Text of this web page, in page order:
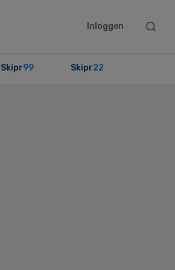
Inloggen
Search
Skipr99 Skipr22